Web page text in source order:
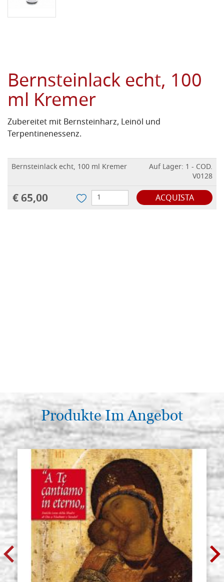
Bernsteinlack echt, 100
ml Kremer
Zubereitet mit Bernsteinharz, Leinöl und
Terpentinenessenz.
Bernsteinlack echt, 100 ml Kremer
Auf Lager: 1 - COD.
V0128
€ 65,00 ACQUISTA
Produkte Im Angebot